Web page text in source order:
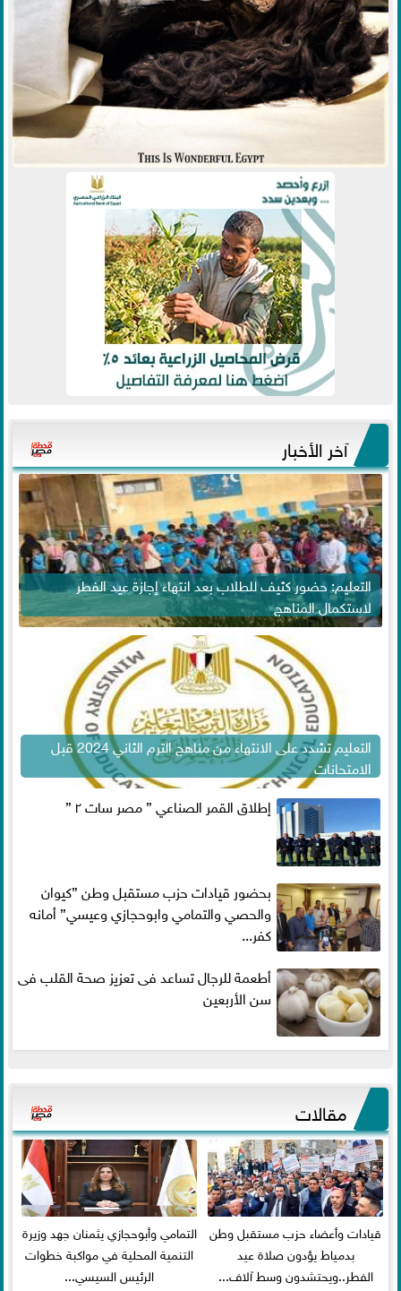
آخر الأخبار
التعليم: حضور كثيف للطلاب بعد انتهاء إجازة عيد الفطر
لاستكمال المناهج
التعليم تشدد على الانتهاء من مناهج الترم الثاني 2024 قبل
الامتحانات
إطلاق القمر الصناعي ” مصر سات ٢ ”
بحضور قيادات حزب مستقبل وطن ”كيوان
والحصي والتمامي وابوحجازي وعيسي” أمانه
كفر...
أطعمة للرجال تساعد فى تعزيز صحة القلب فى
سن الأربعين
مقالات
قيادات وأعضاء حزب مستقبل وطن
بدمياط يؤدون صلاة عيد
الفطر..ويحتشدون وسط آلاف...
التمامي وأبوحجازي يثمنان جهد وزيرة
التنمية المحلية في مواكبة خطوات
الرئيس السيسي...